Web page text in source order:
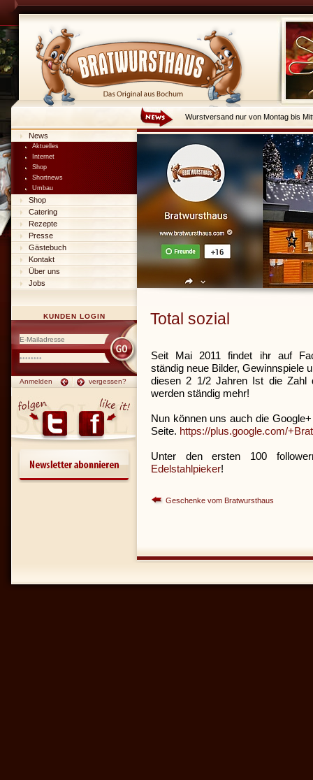
Wurstversand nur von Montag bis
News
Aktuelles
Internet
Shop
Shortnews
Umbau
Shop
Catering
Rezepte
Presse
Gästebuch
Kontakt
Über uns
Jobs
KUNDEN LOGIN
Anmelden vergessen?
Total sozial
Seit Mai 2011 findet ihr auf
ständig neue Bilder, Gewinnspiele
diesen 2 1/2 Jahren Ist die Zahl
werden ständig mehr!
Nun können uns auch die
Seite. https://plus.google.com/
Unter den ersten 100
Edelstahlpieker!
Geschenke vom Bratwursthaus